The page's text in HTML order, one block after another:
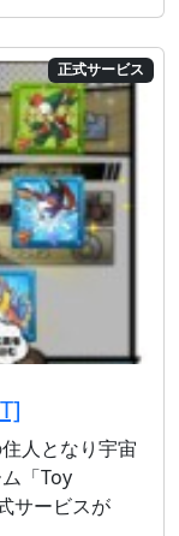
正式サービス
人となり宇宙
「Toy
サービスが